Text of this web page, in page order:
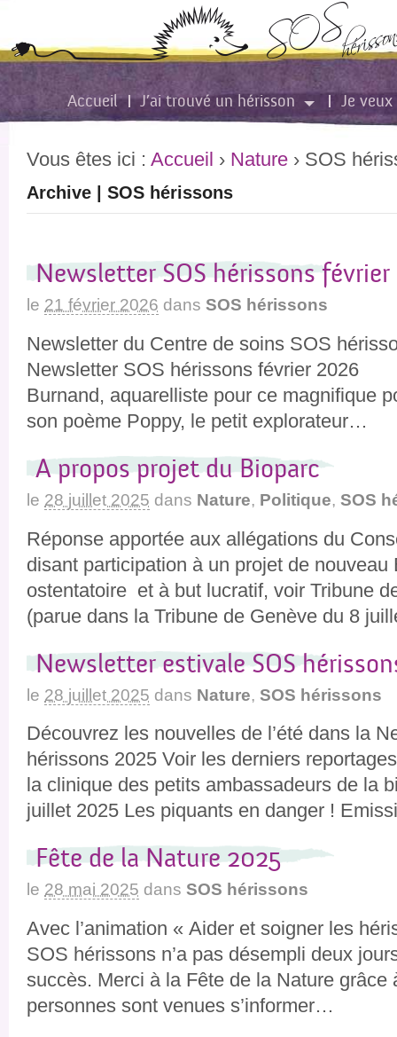
Accueil J’ai trouvé un hérisson Je veux
Vous êtes ici : Accueil › Nature › SOS
Archive | SOS hérissons
Newsletter SOS hérissons
le 21 février 2026 dans SOS hérissons
Newsletter du Centre de soins SOS
Newsletter SOS hérissons février
Burnand, aquarelliste pour ce magnifique
son poème Poppy, le petit explorateur…
A propos projet du Bioparc
le 28 juillet 2025 dans Nature, Politique, SOS
Réponse apportée aux allégations du
disant participation à un projet de nouveau
ostentatoire et à but lucratif, voir Tribune
(parue dans la Tribune de Genève du 8
Newsletter estivale SOS
le 28 juillet 2025 dans Nature, SOS hérissons
Découvrez les nouvelles de l’été dans la
hérissons 2025 Voir les derniers
la clinique des petits ambassadeurs de la
juillet 2025 Les piquants en danger !
Fête de la Nature 2025
le 28 mai 2025 dans SOS hérissons
Avec l’animation « Aider et soigner les
SOS hérissons n’a pas désempli deux
succès. Merci à la Fête de la Nature grâce
personnes sont venues s’informer…